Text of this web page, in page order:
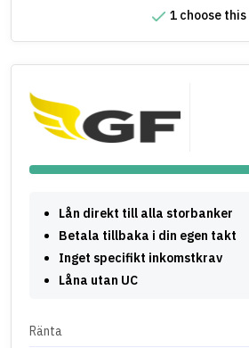
1 choose this
Lån direkt till alla storbanker
Betala tillbaka i din egen takt
Inget specifikt inkomstkrav
Låna utan UC
Ränta